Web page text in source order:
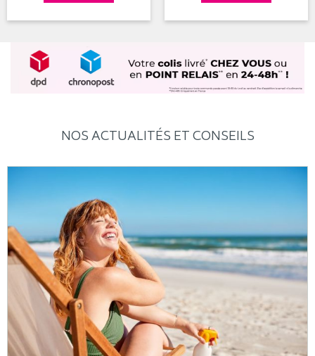
NOS ACTUALITÉS ET CONSEILS